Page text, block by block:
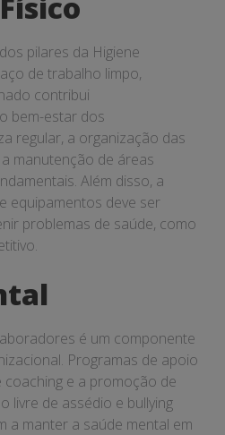
pilares da Higiene
de trabalho limpo,
contribui
bem-estar dos
regular, a organização das
manutenção de áreas
Além disso, a
equipamentos deve ser
problemas de saúde, como
é um componente
Programas de apoio
e a promoção de
livre de assédio e bullying
a manter a saúde mental em